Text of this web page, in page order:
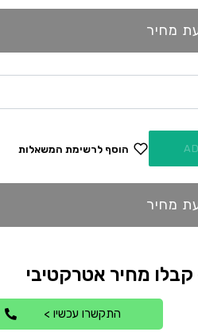
מחיר
הוסף לרשימת המשאלות
מחיר
התקשרו עכשיו >